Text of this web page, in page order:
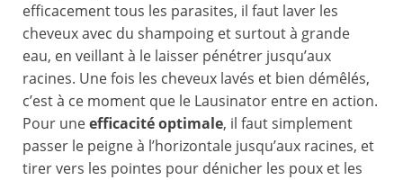
efficacement tous les parasites, il faut laver les
cheveux avec du shampoing et surtout à grande
eau, en veillant à le laisser pénétrer jusqu’aux
racines. Une fois les cheveux lavés et bien démêlés,
c’est à ce moment que le Lausinator entre en action.
Pour uneefficacité optimale, il faut simplement
passer le peigne à l’horizontale jusqu’aux racines, et
tirer vers les pointes pour dénicher les poux et les